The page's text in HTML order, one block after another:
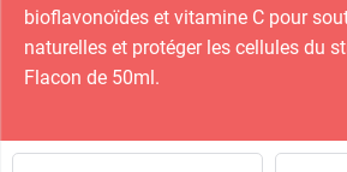
bioflavonoïdes et vitamine C pour
naturelles et protéger les cellules du
Flacon de 50ml.